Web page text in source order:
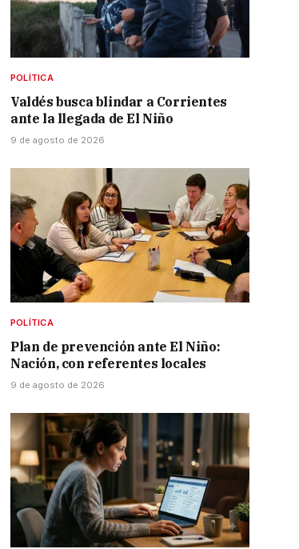
POLÍTICA
Valdés busca blindar a Corrientes
ante la llegada de El Niño
9 de agosto de 2026
POLÍTICA
Plan de prevención ante El Niño:
Nación, con referentes locales
9 de agosto de 2026